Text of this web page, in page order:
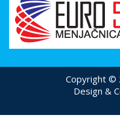
Copyright ©
Design &